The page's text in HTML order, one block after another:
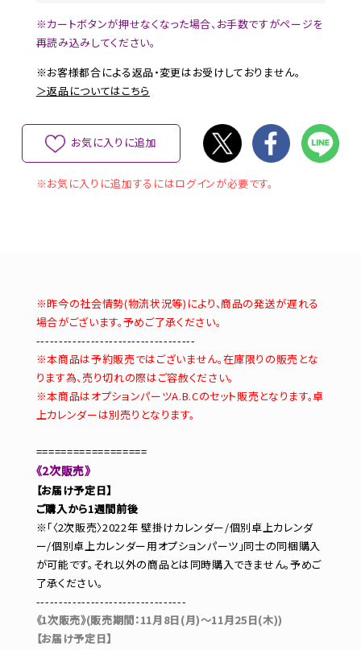
※カートボタンが押せなくなった場合、お手数ですがページを
再読み込みしてください。
※お客様都合による返品・変更はお受けしておりません。
＞返品についてはこちら
お気に入りに追加
※お気に入りに追加するにはログインが必要です。
※昨今の社会情勢(物流状況等)により、商品の発送が遅れる
場合がございます。予めご了承ください。
-----------------------------------
※本商品は予約販売ではございません。在庫限りの販売とな
ります為、売り切れの際はご容赦ください。
※本商品はオプションパーツA.B.Cのセット販売となります。卓
上カレンダーは別売りとなります。
==================
《2次販売》
【お届け予定日】
ご購入から1週間前後
※「〈2次販売〉2022年 壁掛けカレンダー/個別卓上カレンダ
ー/個別卓上カレンダー用オプションパーツ」同士の同梱購入
が可能です。それ以外の商品とは同時購入できません。予めご
了承ください。
---------------------------------
《1次販売》(販売期間：11月8日(月)～11月25日(木))
【お届け予定日】